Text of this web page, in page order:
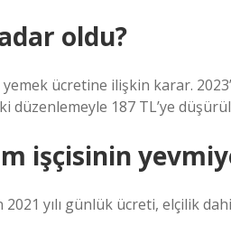
oldu?
yemek ücretine ilişkin karar.
düzenlemeyle 187 TL’ye
işçisinin
2021 yılı günlük ücreti, elçilik